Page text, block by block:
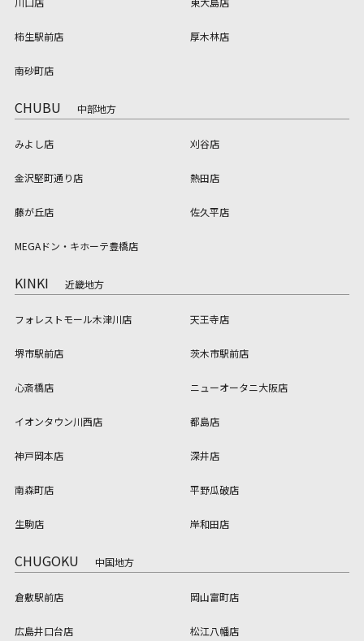
柿生駅前店 厚木林店
南砂町店
CHUBU 中部地方
みよし店 刈谷店
金沢堅町通り店 熱田店
藤が丘店 佐久平店
MEGAドン・キホーテ豊橋店
KINKI 近畿地方
フォレストモール木津川店 天王寺店
堺市駅前店 茨木市駅前店
心斎橋店 ニューオータニ大阪店
イオンタウン川西店 都島店
神戸岡本店 深井店
南森町店 平野瓜破店
生駒店 岸和田店
CHUGOKU 中国地方
倉敷駅前店 岡山富町店
広島井口台店 松江八幡店